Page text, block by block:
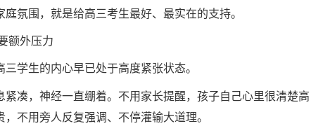
氛围，就是给高三考生最好、最实在的支持。
额外压力
学生的内心早已处于高度紧张状态。
凑，神经一直绷着。不用家长提醒，孩子自己心里很清楚高
不用旁人反复强调、不停灌输大道理。